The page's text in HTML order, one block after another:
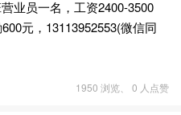
业员一名，工资2400-3500
元，13113952553(微信同
1950 浏览、 0 人点赞